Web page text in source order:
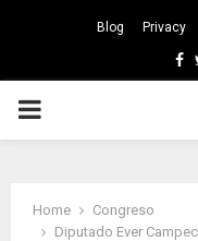
Blog Privacy
PRIMARY
Home
Congreso
Diputado Ever